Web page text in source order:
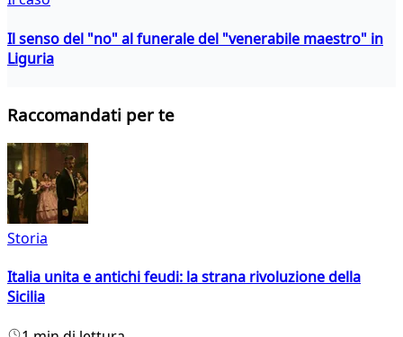
Il senso del "no" al funerale del "venerabile maestro" in
Liguria
Raccomandati per te
Storia
Italia unita e antichi feudi: la strana rivoluzione della
Sicilia